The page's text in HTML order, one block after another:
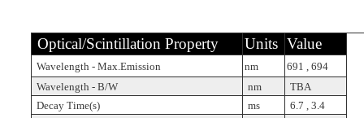
Optical/Scintillation Property Units Value
Wavelength - Max.Emission nm
691 , 694
Wavelength - B/W
nm
TBA
Decay Time(s)
ms
6.7 , 3.4